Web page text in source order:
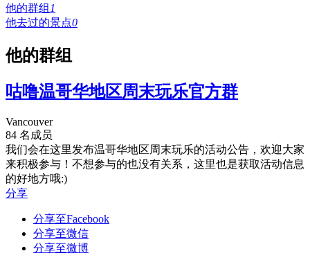
他的群组 1
他去过的景点0
他的群组
咕噜温哥华地区周末玩乐官方群
Vancouver
84 名成员
我们会在这里发布温哥华地区周末玩乐的活动公告，欢迎大家
来积极参与！不想参与的也没有关系，这里也是获取活动信息
的好地方哦:)
分享
分享至Facebook
分享至微信
分享至微博